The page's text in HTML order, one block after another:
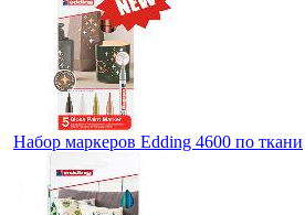
Набор маркеров Edding 4600 по ткани